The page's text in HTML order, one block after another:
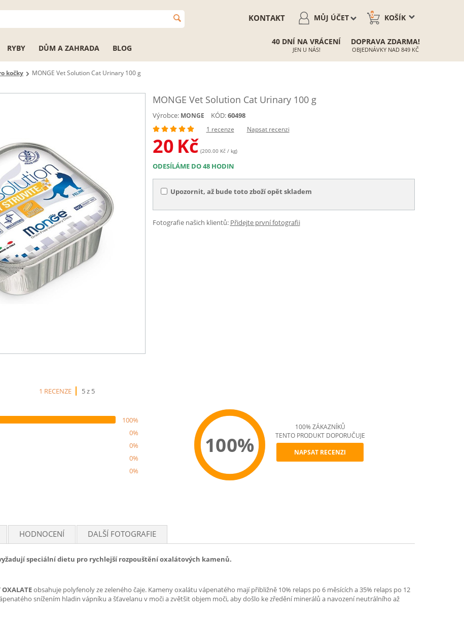
KOŠÍK
0
MŮJ ÚČET
KONTAKT
RYBY DŮM A ZAHRADA BLOG
40 DNÍ NA VRÁCENÍ
JEN U NÁS!
DOPRAVA ZDARMA!
OBJEDNÁVKY NAD 849 KČ
kočky MONGE Vet Solution Cat Urinary 100 g
MONGE Vet Solution Cat Urinary 100 g
Výrobce: MONGE KÓD:60498
1 recenze Napsat recenzi
20 Kč (200.00 Kč / kg)
ODESÍLÁME DO 48 HODIN
Upozornit, až bude toto zboží opět skladem
Fotografie našich klientů: Přidejte první fotografii
1 RECENZE 5 z 5
100%
0%
0%
0%
0%
100%
100% ZÁKAZNÍKŮ
TENTO PRODUKT DOPORUČUJE
NAPSAT RECENZI
HODNOCENÍ DALŠÍ FOTOGRAFIE
speciální dietu pro rychlejší rozpouštění oxalátových kamenů.
obsahuje polyfenoly ze zeleného čaje. Kameny oxalátu vápenatého mají přibližně 10% relaps po 6 měsících a 35% relaps po 12
snížením hladin vápníku a šťavelanu v moči a zvětšit objem moči, aby došlo ke zředění minerálů a navození neutrálního až